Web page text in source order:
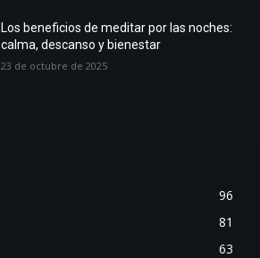
Los beneficios de meditar por las noches:
calma, descanso y bienestar
23 de octubre de 2025
96
81
63